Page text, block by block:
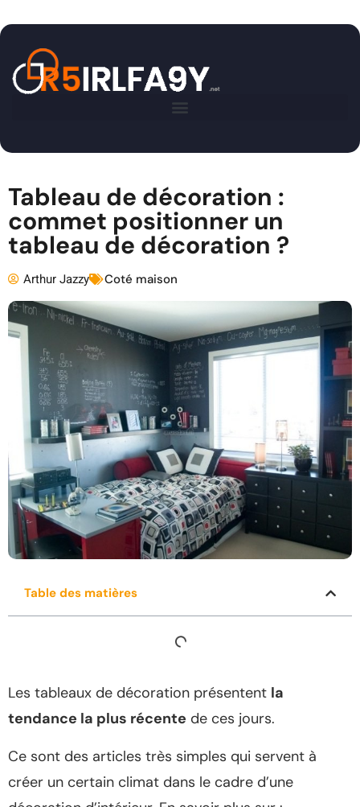
Tableau de décoration :
commet positionner un
tableau de décoration ?
Arthur Jazzy Coté maison
Table des matières
Les tableaux de décoration présentent la
tendance la plus récente de ces jours.
Ce sont des articles très simples qui servent à
créer un certain climat dans le cadre d’une